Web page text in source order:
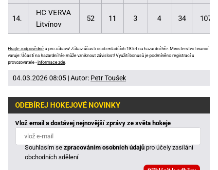
14.
HC VERVA
Litvínov
52 11 3 4 34
Hrajte zodpovědně a pro zábavu! Zákaz účasti osob mladších 18 let na hazardní hře. Ministerstvo financí
varuje: Účastí na hazardní hře může vzniknout závislost! Využití bonusů je podmíněno registrací u
provozovatele -informace zde.
04.03.2026 08:05 | Autor: Petr Toušek
ODEBÍREJ HOKEJOVÉ NOVINKY
Vlož email a dostávej nejnovější zprávy ze světa hokeje
Souhlasím sezpracováním osobních údajůpro účely zasílání
obchodních sdělení